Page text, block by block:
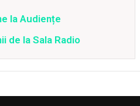
la Audiențe
de la Sala Radio